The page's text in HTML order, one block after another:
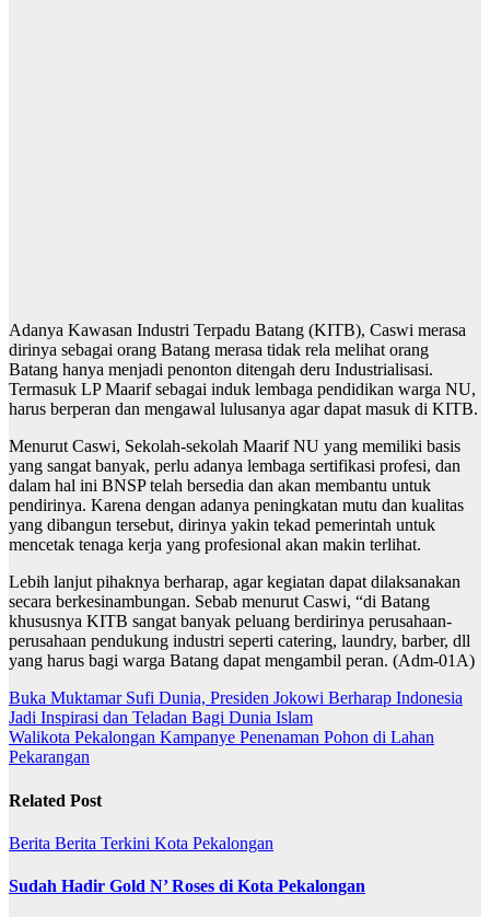
Adanya Kawasan Industri Terpadu Batang (KITB), Caswi merasa
dirinya sebagai orang Batang merasa tidak rela melihat orang
Batang hanya menjadi penonton ditengah deru Industrialisasi.
Termasuk LP Maarif sebagai induk lembaga pendidikan warga NU,
harus berperan dan mengawal lulusanya agar dapat masuk di KITB.
Menurut Caswi, Sekolah-sekolah Maarif NU yang memiliki basis
yang sangat banyak, perlu adanya lembaga sertifikasi profesi, dan
dalam hal ini BNSP telah bersedia dan akan membantu untuk
pendirinya. Karena dengan adanya peningkatan mutu dan kualitas
yang dibangun tersebut, dirinya yakin tekad pemerintah untuk
mencetak tenaga kerja yang profesional akan makin terlihat.
Lebih lanjut pihaknya berharap, agar kegiatan dapat dilaksanakan
secara berkesinambungan. Sebab menurut Caswi, “di Batang
khususnya KITB sangat banyak peluang berdirinya perusahaan-
perusahaan pendukung industri seperti catering, laundry, barber, dll
yang harus bagi warga Batang dapat mengambil peran. (Adm-01A)
Navigasi
pos
Buka Muktamar Sufi Dunia, Presiden Jokowi Berharap Indonesia
Jadi Inspirasi dan Teladan Bagi Dunia Islam
Walikota Pekalongan Kampanye Penenaman Pohon di Lahan
Pekarangan
Related Post
Berita Berita Terkini Kota Pekalongan
Sudah Hadir Gold N’ Roses di Kota Pekalongan